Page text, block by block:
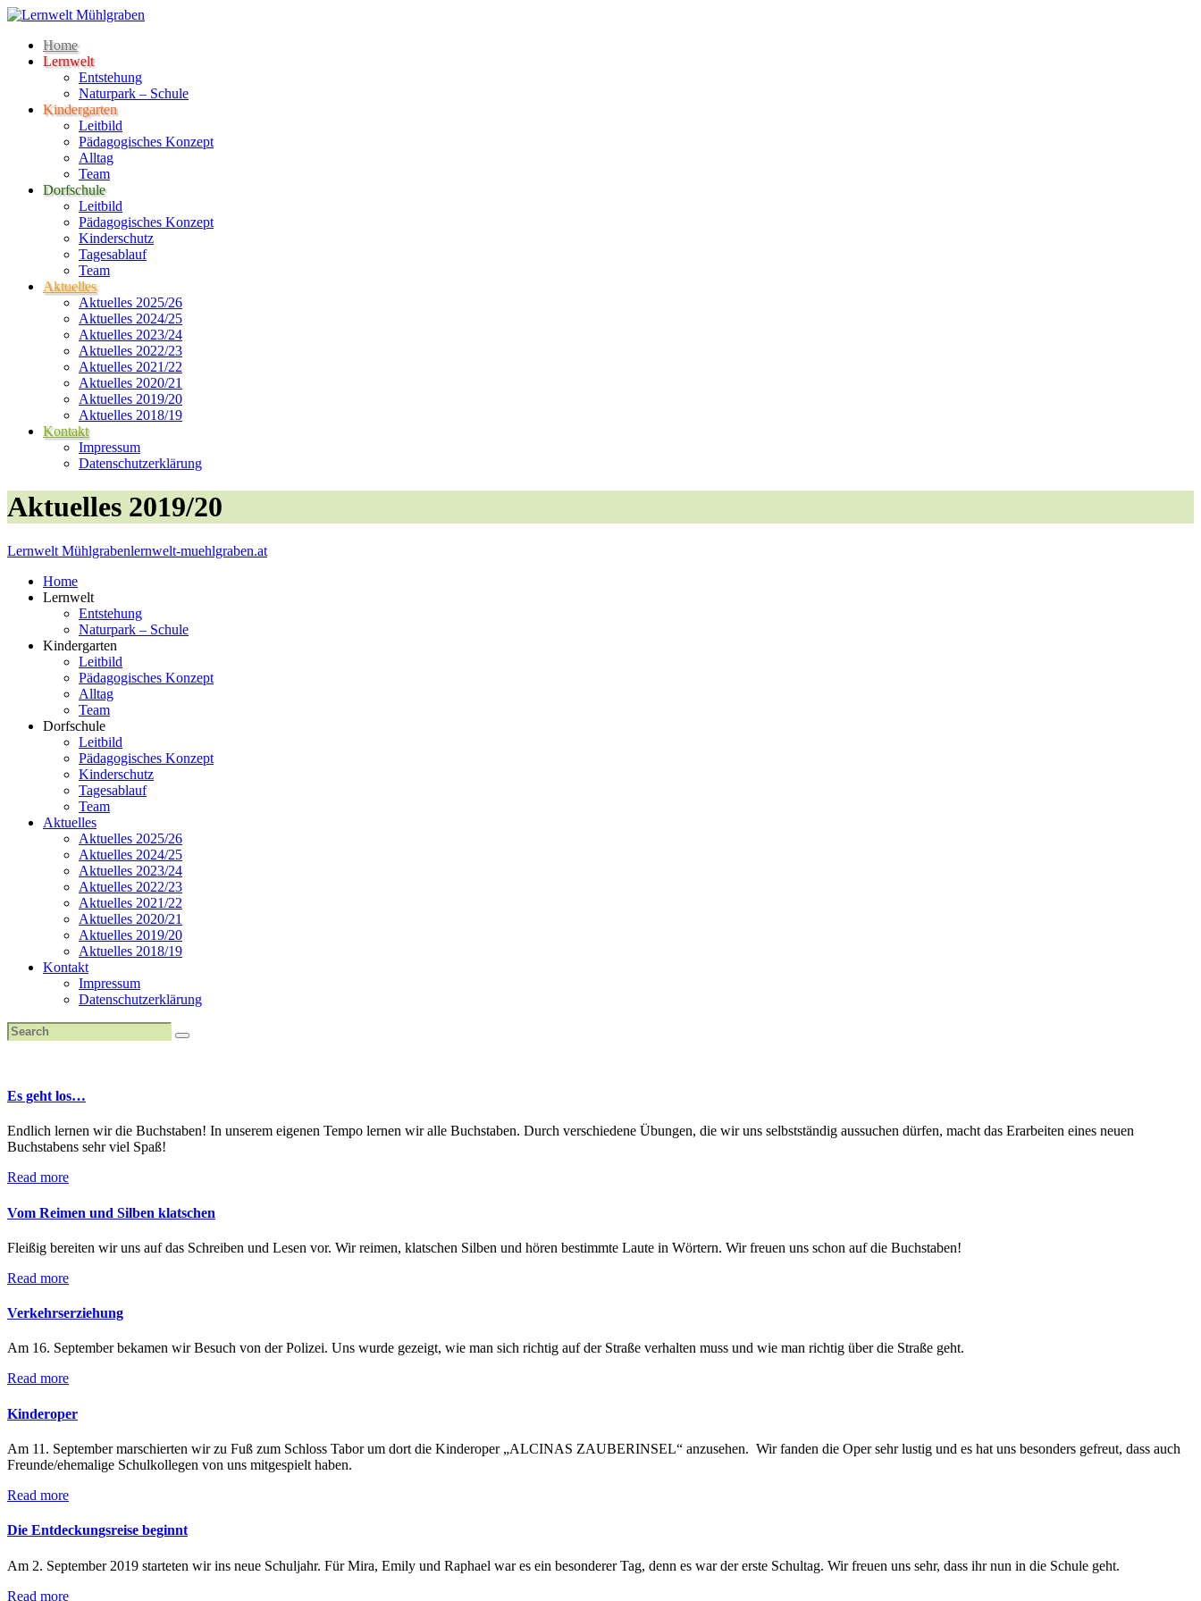
Home
Lernwelt
Entstehung
Naturpark – Schule
Kindergarten
Leitbild
Pädagogisches Konzept
Alltag
Team
Dorfschule
Leitbild
Pädagogisches Konzept
Kinderschutz
Tagesablauf
Team
Aktuelles
Aktuelles 2025/26
Aktuelles 2024/25
Aktuelles 2023/24
Aktuelles 2022/23
Aktuelles 2021/22
Aktuelles 2020/21
Aktuelles 2019/20
Aktuelles 2018/19
Kontakt
Impressum
Datenschutzerklärung
Aktuelles 2019/20
Lernwelt Mühlgrabenlernwelt-muehlgraben.at
Home
Lernwelt
Entstehung
Naturpark – Schule
Kindergarten
Leitbild
Pädagogisches Konzept
Alltag
Team
Dorfschule
Leitbild
Pädagogisches Konzept
Kinderschutz
Tagesablauf
Team
Aktuelles
Aktuelles 2025/26
Aktuelles 2024/25
Aktuelles 2023/24
Aktuelles 2022/23
Aktuelles 2021/22
Aktuelles 2020/21
Aktuelles 2019/20
Aktuelles 2018/19
Kontakt
Impressum
Datenschutzerklärung
Es geht los…
Endlich lernen wir die Buchstaben! In unserem eigenen Tempo lernen wir alle Buchstaben. Durch verschiedene Übungen, die wir uns selbstständig aussuchen dürfen, macht das Erarbeiten eines neuen
Buchstabens sehr viel Spaß!
Read more
Vom Reimen und Silben klatschen
Fleißig bereiten wir uns auf das Schreiben und Lesen vor. Wir reimen, klatschen Silben und hören bestimmte Laute in Wörtern. Wir freuen uns schon auf die Buchstaben!
Read more
Verkehrserziehung
Am 16. September bekamen wir Besuch von der Polizei. Uns wurde gezeigt, wie man sich richtig auf der Straße verhalten muss und wie man richtig über die Straße geht.
Read more
Kinderoper
Am 11. September marschierten wir zu Fuß zum Schloss Tabor um dort die Kinderoper „ALCINAS ZAUBERINSEL“ anzusehen. Wir fanden die Oper sehr lustig und es hat uns besonders gefreut, dass auch
Freunde/ehemalige Schulkollegen von uns mitgespielt haben.
Read more
Die Entdeckungsreise beginnt
Am 2. September 2019 starteten wir ins neue Schuljahr. Für Mira, Emily und Raphael war es ein besonderer Tag, denn es war der erste Schultag. Wir freuen uns sehr, dass ihr nun in die Schule geht.
Read more